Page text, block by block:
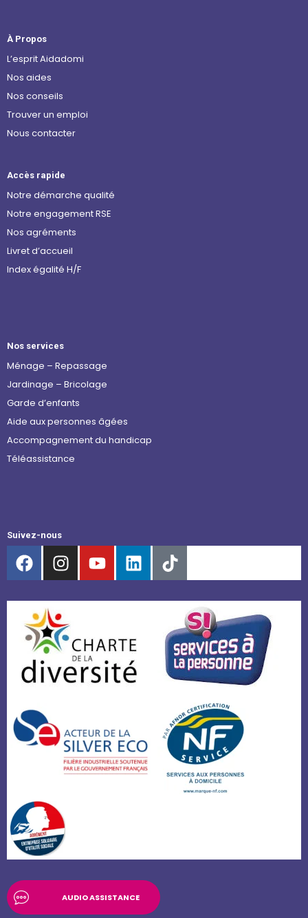
À Propos
L’esprit Aidadomi
Nos aides
Nos conseils
Trouver un emploi
Nous contacter
Accès rapide
Notre démarche qualité
Notre engagement RSE
Nos agréments
Livret d’accueil
Index égalité H/F
Nos services
Ménage – Repassage
Jardinage – Bricolage
Garde d’enfants
Aide aux personnes âgées
Accompagnement du handicap
Téléassistance
Suivez-nous
AUDIO ASSISTANCE